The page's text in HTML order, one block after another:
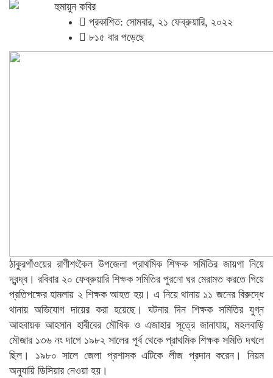
হুমায়ুন কবির
প্রকাশিত: সোমবার, ২১ ফেব্রুয়ারি, ২০২২
৮১৫ বার পড়েছে
ঠাকুরগাঁওয়ের রাণীশংকৈল উপজেলা প্রাথমিক শিক্ষক সমিতির জায়গা নিয়ে
দ্বন্দ্ব। রবিবার ২০ ফেব্রুয়ারি শিক্ষক সমিতির পুরনো ঘর মেরামত করতে গিয়ে
প্রতিপক্ষের হামলায় ২ শিক্ষক আহত হয়। এ নিয়ে থানায় ১১ জনের বিরুদ্ধে
থানায় অভিযোগ দায়ের করা হয়েছে। ঘটনার দিন শিক্ষক সমিতির যুগ্ন
আহবায়ক আহসান হাবীবের মৌখিক ও এজাহার সূত্রে জানাযায়, মহলবাড়ি
মৌজার ১৩৬ নং দাগে ১৯৮২ সালের পূর্ব থেকে প্রাথমিক শিক্ষক সমিতি দখলে
ছিল। ১৯৮০ সালে জেলা প্রশাসক এটিকে লীজ প্রদান করেন। নিয়ম
অনুযায়ি ডিসিয়ার নেওয়া হয়।